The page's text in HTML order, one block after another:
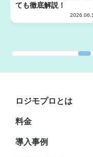
ても徹底解説！
ロジモプロとは
料金
導入事例